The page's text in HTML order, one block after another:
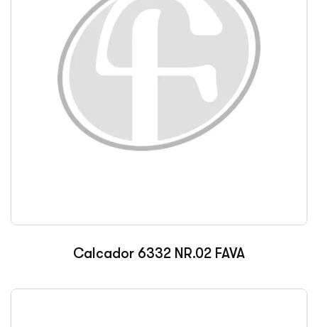
Calcador 6332 NR.02 FAVA